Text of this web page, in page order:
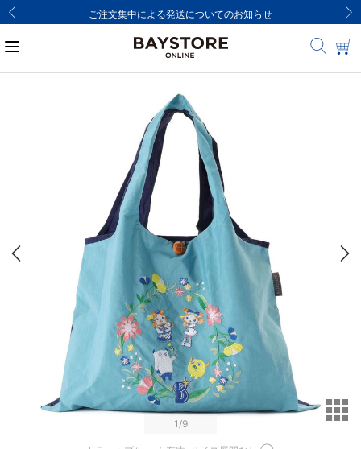
ご注文集中による発送についてのお知らせ
1/9